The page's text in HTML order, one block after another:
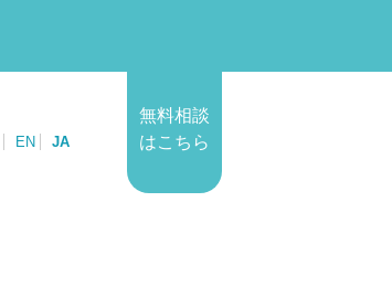
EN JA
無料相談
はこちら